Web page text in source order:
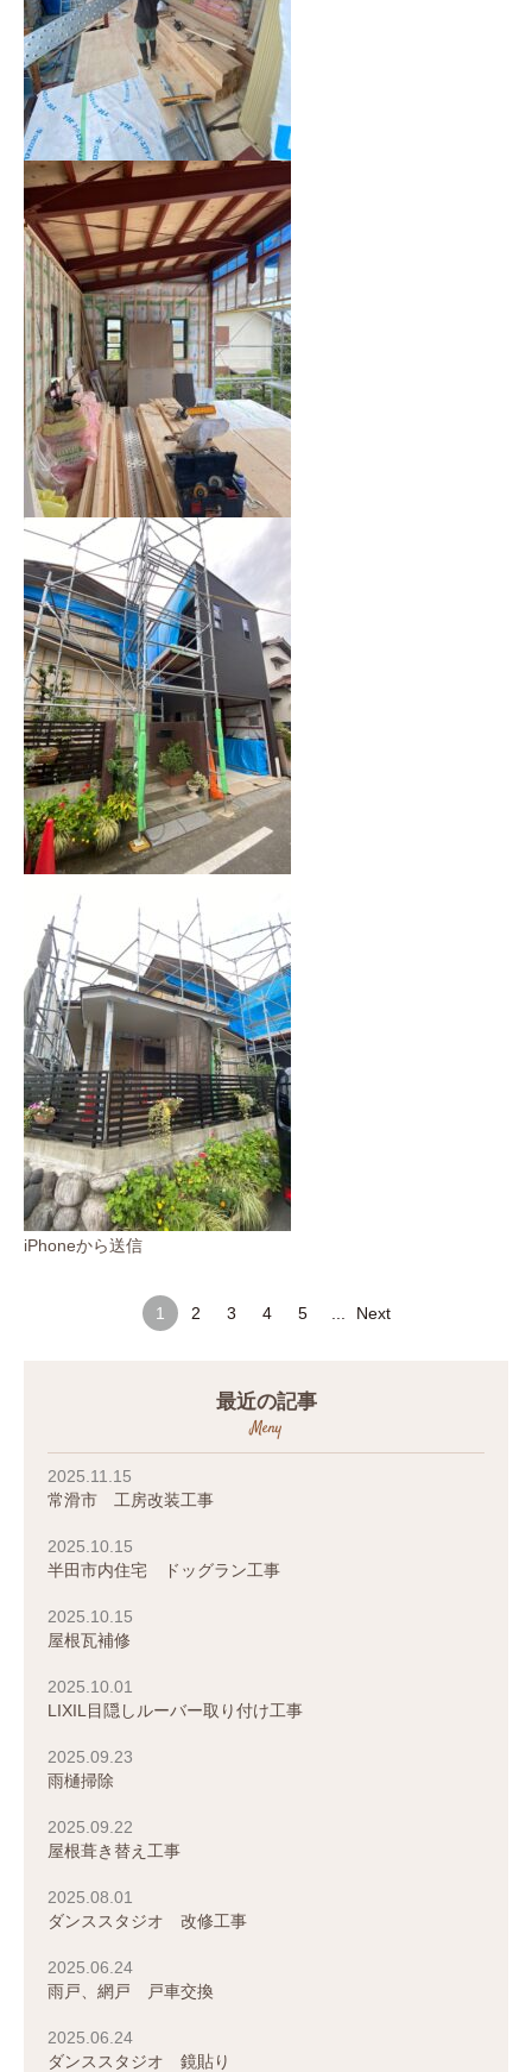
iPhoneから送信
1 2 3 4 5 Next
最近の記事
Meny
2025.11.15
常滑市 工房改装工事
2025.10.15
半田市内住宅 ドッグラン工事
2025.10.15
屋根瓦補修
2025.10.01
LIXIL目隠しルーバー取り付け工事
2025.09.23
雨樋掃除
2025.09.22
屋根葺き替え工事
2025.08.01
ダンススタジオ 改修工事
2025.06.24
雨戸、網戸 戸車交換
2025.06.24
ダンススタジオ 鏡貼り